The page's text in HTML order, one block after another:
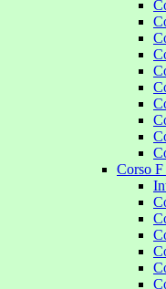
Corso